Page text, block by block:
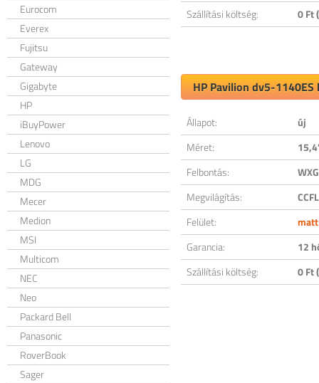
Eurocom
Everex
Fujitsu
Gateway
Gigabyte
HP
iBuyPower
Lenovo
LG
MDG
Mecer
Medion
MSI
Multicom
NEC
Neo
Packard Bell
Panasonic
RoverBook
Sager
Szállítási költség:
0 Ft
HP Pavilion dv5-
Állapot:
új
Méret:
Felbontás:
Megvilágítás:
CCFL
Felület:
matt
Garancia:
12
Szállítási költség:
0 Ft